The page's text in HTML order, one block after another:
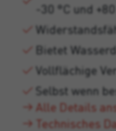
-30 °C und
Bietet
Vollflächige
Selbst wenn
Alle Details
Technisches